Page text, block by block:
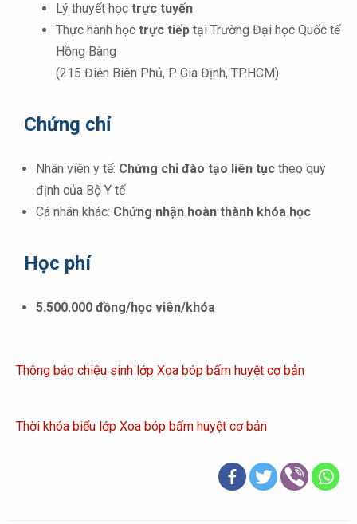
Lý thuyết học trực tuyến
Thực hành học trực tiếp tại Trường Đại học Quốc tế
Hồng Bàng
(215 Điện Biên Phủ, P. Gia Định, TP.HCM)
Chứng chỉ
Nhân viên y tế: Chứng chỉ đào tạo liên tục theo quy
định của Bộ Y tế
Cá nhân khác: Chứng nhận hoàn thành khóa học
Học phí
5.500.000 đồng/học viên/khóa
Thông báo chiêu sinh lớp Xoa bóp bấm huyệt cơ bản
Thời khóa biểu lớp Xoa bóp bấm huyệt cơ bản